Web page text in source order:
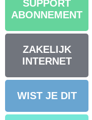
SUPPORT
ABONNEMENT
ZAKELIJK
INTERNET
WIST JE DIT